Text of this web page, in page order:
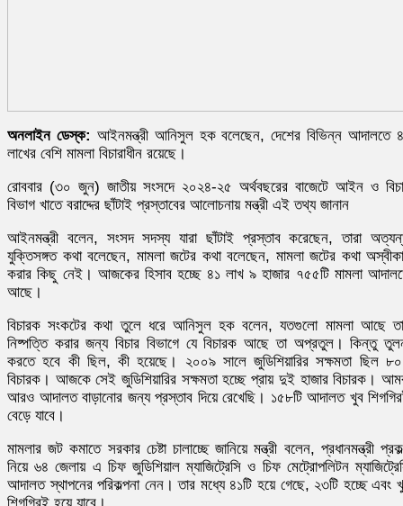
অনলাইন ডেস্ক: আইনমন্ত্রী আনিসুল হক বলেছেন, দেশের বিভিন্ন আদালতে
লাখের বেশি মামলা বিচারাধীন রয়েছে।
রোববার (৩০ জুন) জাতীয় সংসদে ২০২৪-২৫ অর্থবছরের বাজেটে আইন ও
বিভাগ খাতে বরাদ্দের ছাঁটাই প্রস্তাবের আলোচনায় মন্ত্রী এই তথ্য জানান
আইনমন্ত্রী বলেন, সংসদ সদস্য যারা ছাঁটাই প্রস্তাব করেছেন, তারা
যুক্তিসঙ্গত কথা বলেছেন, মামলা জটের কথা বলেছেন, মামলা জটের কথা
করার কিছু নেই। আজকের হিসাব হচ্ছে ৪১ লাখ ৯ হাজার ৭৫৫টি মামলা
আছে।
বিচারক সংকটের কথা তুলে ধরে আনিসুল হক বলেন, যতগুলো মামলা আছে
নিষ্পত্তি করার জন্য বিচার বিভাগে যে বিচারক আছে তা অপ্রতুল। কিন্তু
করতে হবে কী ছিল, কী হয়েছে। ২০০৯ সালে জুডিশিয়ারির সক্ষমতা ছিল
বিচারক। আজকে সেই জুডিশিয়ারির সক্ষমতা হচ্ছে প্রায় দুই হাজার বিচারক।
আরও আদালত বাড়ানোর জন্য প্রস্তাব দিয়ে রেখেছি। ১৫৮টি আদালত খুব
বেড়ে যাবে।
মামলার জট কমাতে সরকার চেষ্টা চালাচ্ছে জানিয়ে মন্ত্রী বলেন, প্রধানমন্ত্রী
নিয়ে ৬৪ জেলায় এ চিফ জুডিশিয়াল ম্যাজিট্রেসি ও চিফ মেট্রোপলিটন
আদালত স্থাপনের পরিকল্পনা নেন। তার মধ্যে ৪১টি হয়ে গেছে, ২৩টি হচ্ছে এবং